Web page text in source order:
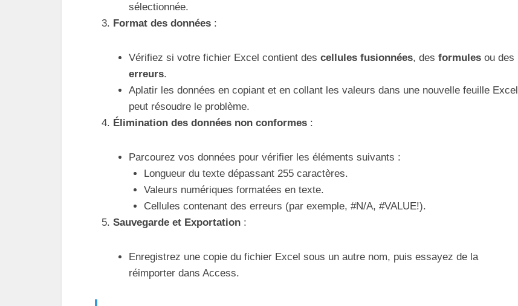
sélectionnée.
Format des données :
Vérifiez si votre fichier Excel contient des cellules fusionnées, des formulesou des
erreurs.
Aplatir les données en copiant et en collant les valeurs dans une nouvelle feuille Excel
peut résoudre le problème.
Élimination des données non conformes :
Parcourez vos données pour vérifier les éléments suivants :
Longueur du texte dépassant 255 caractères.
Valeurs numériques formatées en texte.
Cellules contenant des erreurs (par exemple, #N/A, #VALUE!).
Sauvegarde et Exportation :
Enregistrez une copie du fichier Excel sous un autre nom, puis essayez de la
réimporter dans Access.